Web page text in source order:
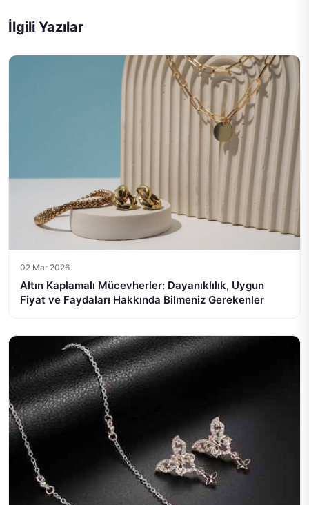
İlgili Yazılar
02 Mar 2026
Altın Kaplamalı Mücevherler: Dayanıklılık, Uygun
Fiyat ve Faydaları Hakkında Bilmeniz Gerekenler